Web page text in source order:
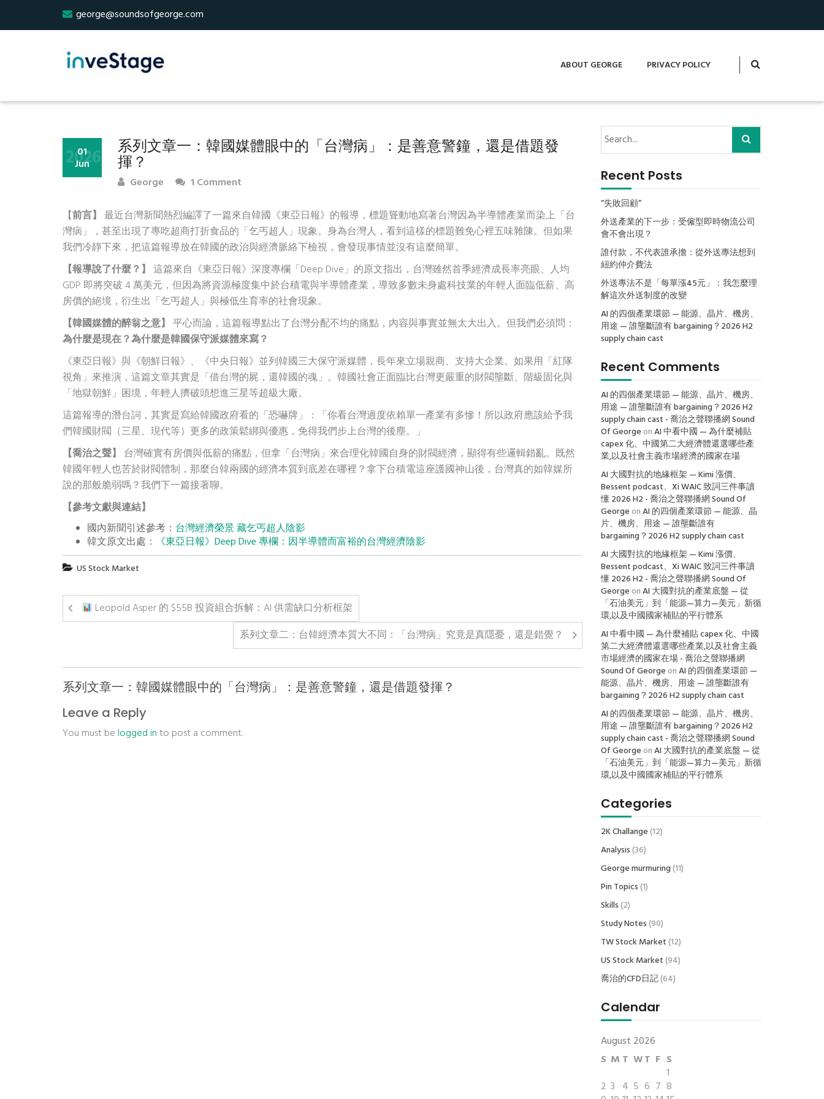
george@soundsofgeorge.com
ABOUT GEORGE PRIVACY POLICY
系列文章一：韓國媒體眼中的「台灣病」：是善意警鐘，還是借題發
揮？
01
Jun
2026
George 1 Comment
【前言】 最近台灣新聞熱烈編譯了一篇來自韓國《東亞日報》的報導，標題聳動地寫著台灣因為半導體產業而染上「台
灣病」，甚至出現了專吃超商打折食品的「乞丐超人」現象。身為台灣人，看到這樣的標題難免心裡五味雜陳。但如果
我們冷靜下來，把這篇報導放在韓國的政治與經濟脈絡下檢視，會發現事情並沒有這麼簡單。
【報導說了什麼？】 這篇來自《東亞日報》深度專欄「Deep Dive」的原文指出，台灣雖然首季經濟成長率亮眼、人均
GDP 即將突破 4 萬美元，但因為將資源極度集中於台積電與半導體產業，導致多數未身處科技業的年輕人面臨低薪、高
房價的絕境，衍生出「乞丐超人」與極低生育率的社會現象。
【韓國媒體的醉翁之意】 平心而論，這篇報導點出了台灣分配不均的痛點，內容與事實並無太大出入。但我們必須問：
為什麼是現在？為什麼是韓國保守派媒體來寫？
《東亞日報》與《朝鮮日報》、《中央日報》並列韓國三大保守派媒體，長年來立場親商、支持大企業。如果用「紅隊
視角」來推演，這篇文章其實是「借台灣的屍，還韓國的魂」。韓國社會正面臨比台灣更嚴重的財閥壟斷、階級固化與
「地獄朝鮮」困境，年輕人擠破頭想進三星等超級大廠。
這篇報導的潛台詞，其實是寫給韓國政府看的「恐嚇牌」：「你看台灣過度依賴單一產業有多慘！所以政府應該給予我
們韓國財閥（三星、現代等）更多的政策鬆綁與優惠，免得我們步上台灣的後塵。」
【喬治之聲】 台灣確實有房價與低薪的痛點，但拿「台灣病」來合理化韓國自身的財閥經濟，顯得有些邏輯錯亂。既然
韓國年輕人也苦於財閥體制，那麼台韓兩國的經濟本質到底差在哪裡？拿下台積電這座護國神山後，台灣真的如韓媒所
說的那般脆弱嗎？我們下一篇接著聊。
【參考文獻與連結】
國內新聞引述參考： 台灣經濟榮景 藏乞丐超人陰影
韓文原文出處：
《東亞日報》Deep Dive 專欄：因半導體而富裕的台灣經濟陰影
US Stock Market
Leopold Asper 的 $55B 投資組合拆解：AI 供需缺口分析框架
系列文章二：台韓經濟本質大不同：「台灣病」究竟是真隱憂，還是錯覺？
系列文章一：韓國媒體眼中的「台灣病」：是善意警鐘，還是借題發揮？
Leave a Reply
You must belogged into post a comment.
Recent Posts
“失敗回顧”
外送產業的下一步：受僱型即時物流公司
會不會出現？
誰付款，不代表誰承擔：從外送專法想到
紐約仲介費法
外送專法不是「每單漲45元」：我怎麼理
解這次外送制度的改變
AI 的四個產業環節 — 能源、晶片、機房、
用途 — 誰壟斷誰有 bargaining？2026 H2
supply chain cast
Recent Comments
AI 的四個產業環節 — 能源、晶片、機房、
用途 — 誰壟斷誰有 bargaining？2026 H2
supply chain cast - 喬治之聲聯播網 Sound
Of GeorgeonAI 中看中國 — 為什麼補貼
capex 化、中國第二大經濟體還選哪些產
業,以及社會主義市場經濟的國家在場
AI 大國對抗的地緣框架 — Kimi 漲價、
Bessent podcast、Xi WAIC 致詞三件事讀
懂 2026 H2 - 喬治之聲聯播網 Sound Of
GeorgeonAI 的四個產業環節 — 能源、晶
片、機房、用途 — 誰壟斷誰有
bargaining？2026 H2 supply chain cast
AI 大國對抗的地緣框架 — Kimi 漲價、
Bessent podcast、Xi WAIC 致詞三件事讀
懂 2026 H2 - 喬治之聲聯播網 Sound Of
GeorgeonAI 大國對抗的產業底盤 — 從
「石油美元」到「能源—算力—美元」新循
環,以及中國國家補貼的平行體系
AI 中看中國 — 為什麼補貼 capex 化、中國
第二大經濟體還選哪些產業,以及社會主義
市場經濟的國家在場 - 喬治之聲聯播網
Sound Of GeorgeonAI 的四個產業環節 —
能源、晶片、機房、用途 — 誰壟斷誰有
bargaining？2026 H2 supply chain cast
AI 的四個產業環節 — 能源、晶片、機房、
用途 — 誰壟斷誰有 bargaining？2026 H2
supply chain cast - 喬治之聲聯播網 Sound
Of GeorgeonAI 大國對抗的產業底盤 — 從
「石油美元」到「能源—算力—美元」新循
環,以及中國國家補貼的平行體系
Categories
2K Challange(12)
Analysis(36)
George murmuring(11)
Pin Topics(1)
Skills(2)
Study Notes(90)
TW Stock Market(12)
US Stock Market(94)
喬治的CFD日記(64)
Calendar
August 2026
S M T WT F S
1
2 3 4 5 6 7 8